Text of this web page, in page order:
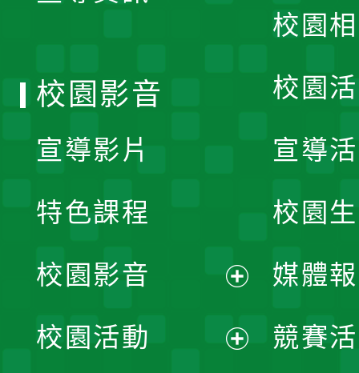
校園
校園
宣導
校園
媒體
競賽
校園影音
宣導影片
特色課程
校園影音
開
校園活動